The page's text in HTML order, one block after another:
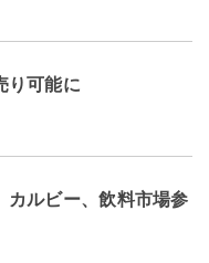
り可能に
カルビー、飲料市場参